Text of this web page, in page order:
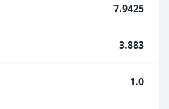
7.9425
3.883
1.0